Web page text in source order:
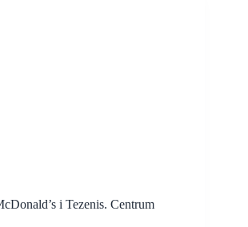
i Tezenis. Centrum